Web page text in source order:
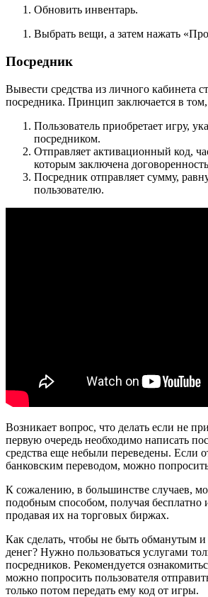
Обновить инвентарь.
Выбрать вещи, а затем нажать
Посредник
Вывести средства из личного кабинета
посредника. Принцип заключается в том,
Пользователь приобретает игру,
посредником.
Отправляет активационный код,
которым заключена
Посредник отправляет сумму,
пользователю.
Возникает вопрос, что делать если не
первую очередь необходимо написать
средства еще небыли переведены. Если
банковским переводом, можно
К сожалению, в большинстве случаев,
подобным способом, получая бесплатно
продавая их на торговых биржах.
Как сделать, чтобы не быть обманутым и
денег? Нужно пользоваться услугами
посредников. Рекомендуется
можно попросить пользователя
только потом передать ему код от игры.